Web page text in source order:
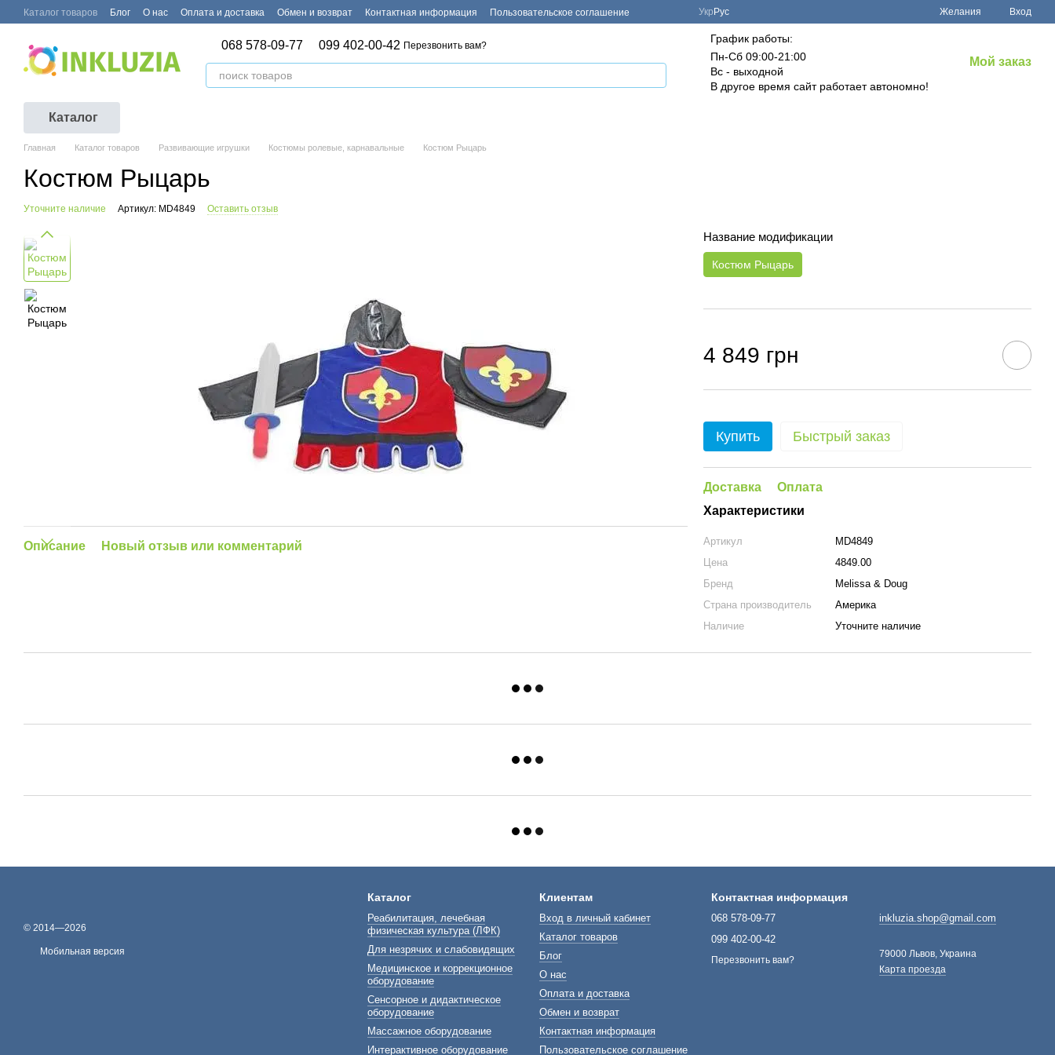
Перейти к основному контенту
Каталог товаров Блог О нас Оплата и доставка Обмен и возврат Контактная информация Пользовательское соглашение Укр Рус Желания Вход
068 578-09-77 099 402-00-42 Перезвонить вам?
График работы:
Пн-Сб 09:00-21:00
Вс - выходной
В другое время сайт работает автономно!
Мой заказ
Каталог
Главная Каталог товаров Развивающие игрушки Костюмы ролевые, карнавальные Костюм Рыцарь
Костюм Рыцарь
Уточните наличие Артикул: MD4849 Оставить отзыв
Описание Новый отзыв или комментарий
Название модификации
Костюм Рыцарь
4 849 грн
Купить Быстрый заказ
Доставка
Оплата
Характеристики
Артикул
MD4849
Цена
4849.00
Бренд
Melissa & Doug
Страна производитель
Америка
Наличие
Уточните наличие
© 2014—2026
Мобильная версия
Каталог
Реабилитация, лечебная
физическая культура (ЛФК)
Для незрячих и слабовидящих
Медицинское и коррекционное
оборудование
Сенсорное и дидактическое
оборудование
Массажное оборудование
Интерактивное оборудование
Клиентам
Вход в личный кабинет
Каталог товаров
Блог
О нас
Оплата и доставка
Обмен и возврат
Контактная информация
Пользовательское соглашение
Контактная информация
068 578-09-77
099 402-00-42
Перезвонить вам?
inkluzia.shop@gmail.com
79000 Львов, Украина
Карта проезда